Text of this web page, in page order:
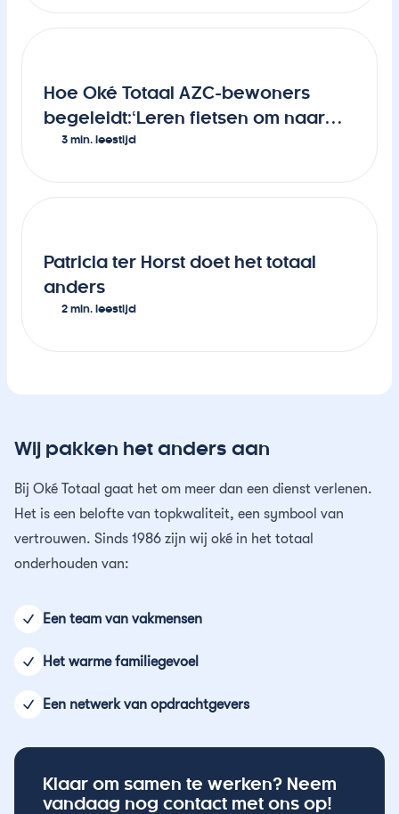
Hoe Oké Totaal AZC-bewoners
begeleidt:‘Leren fietsen om naar
werk te kunnen’
3 min. leestijd
Patricia ter Horst doet het totaal
anders
2 min. leestijd
Wij pakken het anders aan
Bij Oké Totaal gaat het om meer dan een dienst verlenen.
Het is een belofte van topkwaliteit, een symbool van
vertrouwen. Sinds 1986 zijn wij oké in het totaal
onderhouden van:
Een team van vakmensen
Het warme familiegevoel
Een netwerk van opdrachtgevers
Klaar om samen te werken? Neem
vandaag nog contact met ons op!